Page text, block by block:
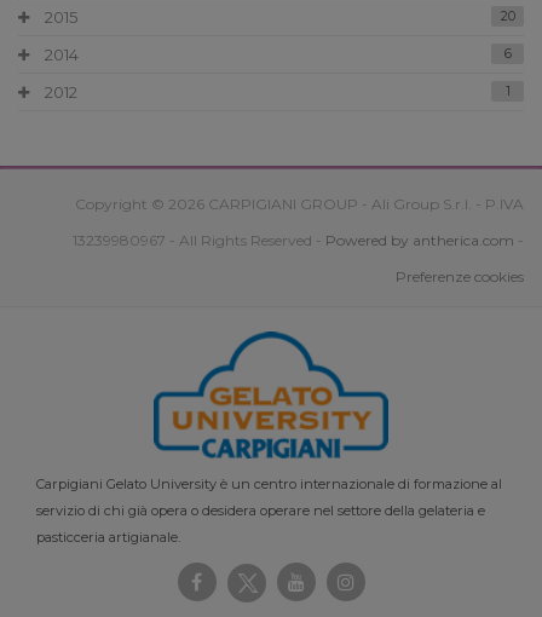
2015 20
2014 6
2012 1
Copyright © 2026 CARPIGIANI GROUP - Ali Group S.r.l. - P.IVA
13239980967 - All Rights Reserved - Powered by antherica.com -
Preferenze cookies
Carpigiani Gelato University è un centro internazionale di formazione al
servizio di chi già opera o desidera operare nel settore della gelateria e
pasticceria artigianale.